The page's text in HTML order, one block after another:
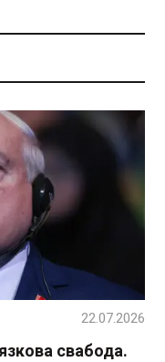
свабода.
22.07.2026